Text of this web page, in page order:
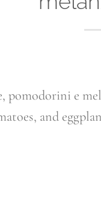
pomodorini e
and